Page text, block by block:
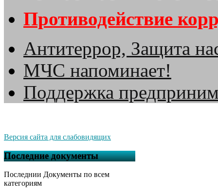
Противодействие
Антитеррор, Защита
МЧС напоминает!
Поддержка
Версия сайта для слабовидящих
Последние документы
Последнии Документы по всем
категориям